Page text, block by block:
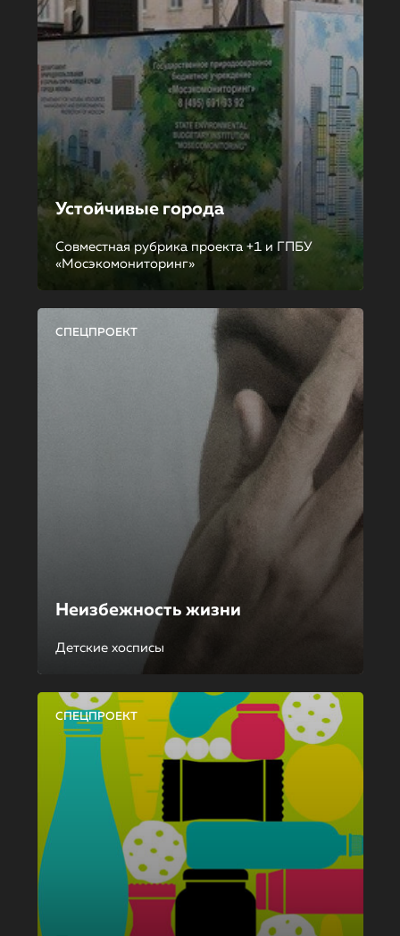
Устойчивые города
Совместная рубрика проекта +1 и ГПБУ
«Мосэкомониторинг»
СПЕЦПРОЕКТ
Неизбежность жизни
Детские хосписы
СПЕЦПРОЕКТ